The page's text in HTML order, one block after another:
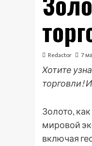
Redactor 7
Хотите
торговли!
Золото,
мировой
включая